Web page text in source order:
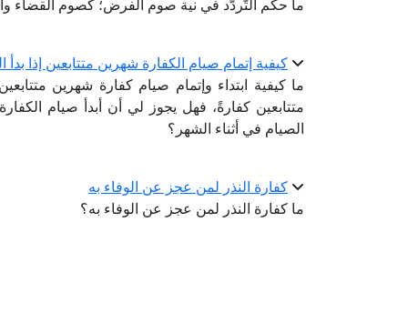
ما حكم التَّردُّد في نية صوم الفرض؛ كصوم القضاء
كيفية إتمام صيام الكفارة شهرين متتابعين إذا بدأ
ما كيفية ابتداء وإتمام صيام كفارة شهرين
متتابعين كفارةً، فهل يجوز لي أن أبدأ صيام
الصيام في أثناء الشهر؟
كفارة النذر لمن عجز عن الوفاء به
ما كفارة النذر لمن عجز عن الوفاء به؟